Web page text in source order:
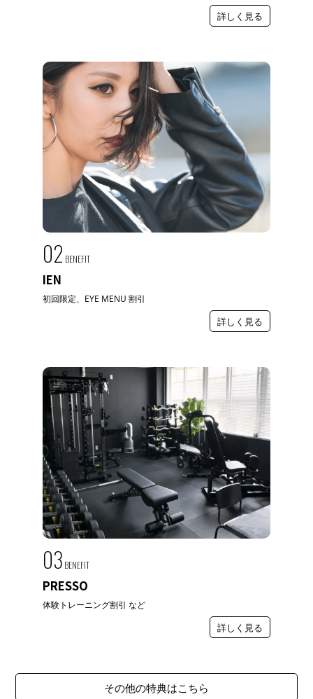
詳しく見る
02 BENEFIT
IEN
初回限定、EYE MENU 割引
詳しく見る
03 BENEFIT
PRESSO
体験トレーニング割引 など
詳しく見る
その他の特典はこちら